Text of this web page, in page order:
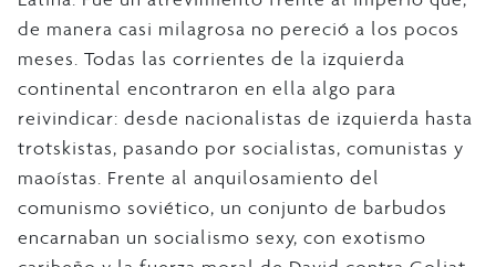
de manera casi milagrosa no pereció a los pocos
meses. Todas las corrientes de la izquierda
continental encontraron en ella algo para
reivindicar: desde nacionalistas de izquierda hasta
trotskistas, pasando por socialistas, comunistas y
maoístas. Frente al anquilosamiento del
comunismo soviético, un conjunto de barbudos
encarnaban un socialismo sexy, con exotismo